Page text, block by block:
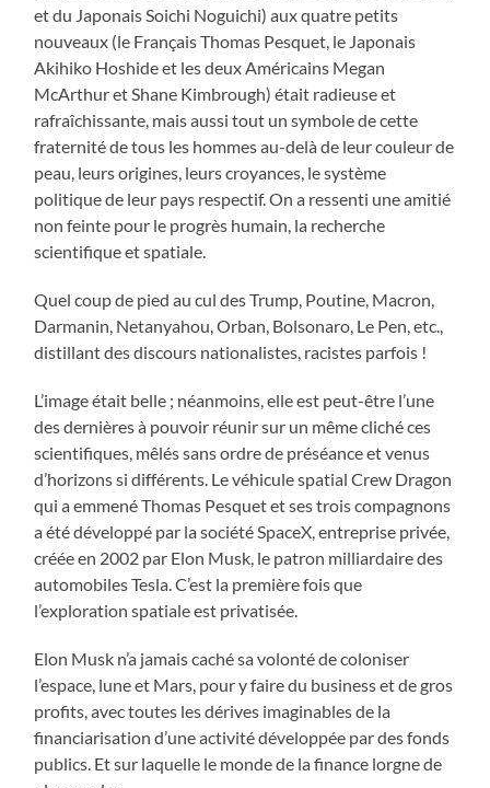
et du Japonais Soichi Noguichi) aux quatre petits
nouveaux (le Français Thomas Pesquet, le Japonais
Akihiko Hoshide et les deux Américains Megan
McArthur et Shane Kimbrough) était radieuse et
rafraîchissante, mais aussi tout un symbole de cette
fraternité de tous les hommes au-delà de leur couleur de
peau, leurs origines, leurs croyances, le système
politique de leur pays respectif. On a ressenti une amitié
non feinte pour le progrès humain, la recherche
scientifique et spatiale.
Quel coup de pied au cul des Trump, Poutine, Macron,
Darmanin, Netanyahou, Orban, Bolsonaro, Le Pen, etc.,
distillant des discours nationalistes, racistes parfois !
L’image était belle ; néanmoins, elle est peut-être l’une
des dernières à pouvoir réunir sur un même cliché ces
scientifiques, mêlés sans ordre de préséance et venus
d’horizons si différents. Le véhicule spatial Crew Dragon
qui a emmené Thomas Pesquet et ses trois compagnons
a été développé par la société SpaceX, entreprise privée,
créée en 2002 par Elon Musk, le patron milliardaire des
automobiles Tesla. C’est la première fois que
l’exploration spatiale est privatisée.
Elon Musk n’a jamais caché sa volonté de coloniser
l’espace, lune et Mars, pour y faire du business et de gros
profits, avec toutes les dérives imaginables de la
financiarisation d’une activité développée par des fonds
publics. Et sur laquelle le monde de la finance lorgne de